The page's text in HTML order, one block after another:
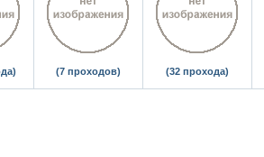
(7 проходов) (32 прохода)